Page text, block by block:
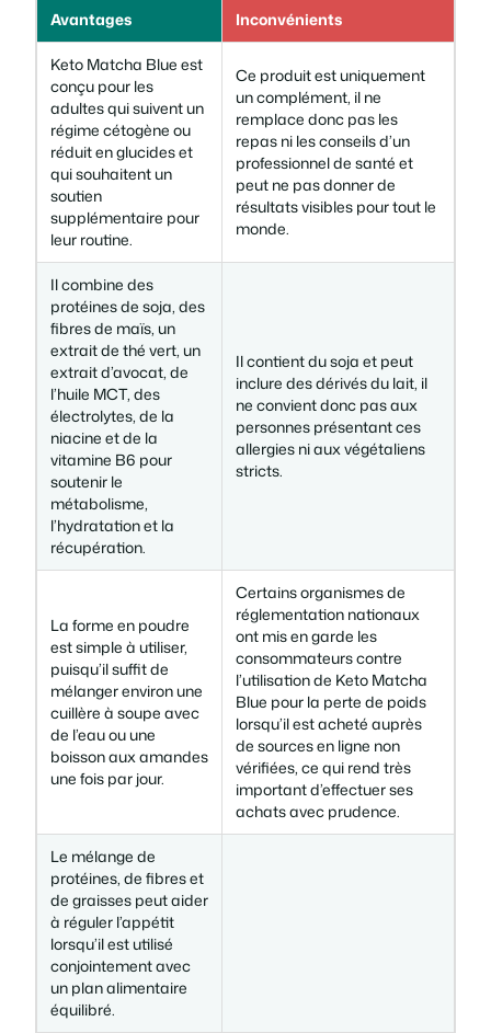
Avantages Inconvénients
Keto Matcha Blue est
conçu pour les
adultes qui suivent un
régime cétogène ou
réduit en glucides et
qui souhaitent un
soutien
supplémentaire pour
leur routine.
Ce produit est uniquement
un complément, il ne
remplace donc pas les
repas ni les conseils d’un
professionnel de santé et
peut ne pas donner de
résultats visibles pour tout le
monde.
Il combine des
protéines de soja, des
fibres de maïs, un
extrait de thé vert, un
extrait d’avocat, de
l’huile MCT, des
électrolytes, de la
niacine et de la
vitamine B6 pour
soutenir le
métabolisme,
l’hydratation et la
récupération.
Il contient du soja et peut
inclure des dérivés du lait, il
ne convient donc pas aux
personnes présentant ces
allergies ni aux végétaliens
stricts.
La forme en poudre
est simple à utiliser,
puisqu’il suffit de
mélanger environ une
cuillère à soupe avec
de l’eau ou une
boisson aux amandes
une fois par jour.
Certains organismes de
réglementation nationaux
ont mis en garde les
consommateurs contre
l’utilisation de Keto Matcha
Blue pour la perte de poids
lorsqu’il est acheté auprès
de sources en ligne non
vérifiées, ce qui rend très
important d’effectuer ses
achats avec prudence.
Le mélange de
protéines, de fibres et
de graisses peut aider
à réguler l’appétit
lorsqu’il est utilisé
conjointement avec
un plan alimentaire
équilibré.